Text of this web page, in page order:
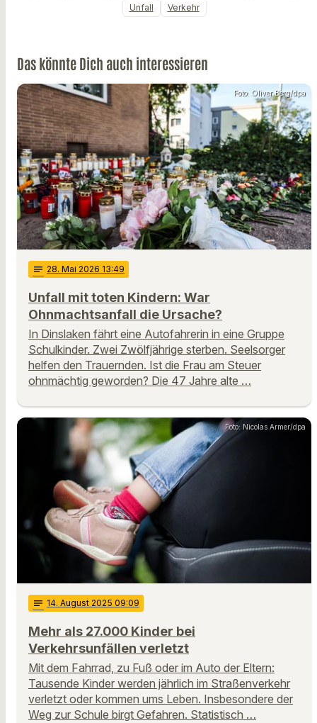
Unfall
Verkehr
Das könnte Dich auch interessieren
Foto: Oliver Berg/dpa
notes 28. Mai 2026 13:49
Unfall mit toten Kindern: War
Ohnmachtsanfall die Ursache?
In Dinslaken fährt eine Autofahrerin in eine Gruppe
Schulkinder. Zwei Zwölfjährige sterben. Seelsorger
helfen den Trauernden. Ist die Frau am Steuer
ohnmächtig geworden? Die 47 Jahre alte …
Foto: Nicolas Armer/dpa
notes 14. August 2025 09:09
Mehr als 27.000 Kinder bei
Verkehrsunfällen verletzt
Mit dem Fahrrad, zu Fuß oder im Auto der Eltern:
Tausende Kinder werden jährlich im Straßenverkehr
verletzt oder kommen ums Leben. Insbesondere der
Weg zur Schule birgt Gefahren. Statistisch …